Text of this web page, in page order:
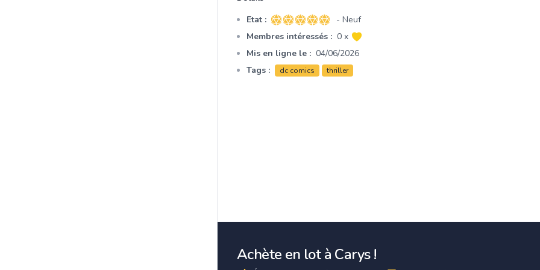
Etat : 5 sur 5 étoiles
- Neuf
Membres intéressés : 0 x
Mis en ligne le : 04/06/2026
Tags :
dc comics thriller
Achète en lot à Carys !